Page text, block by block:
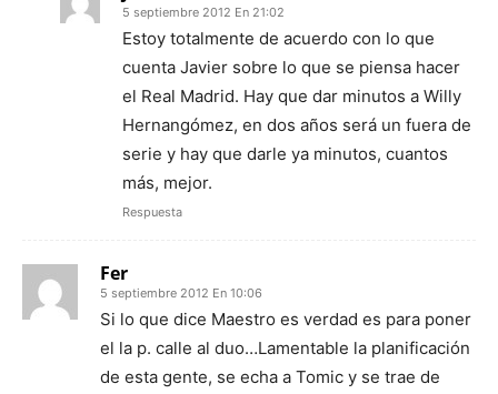
5 septiembre 2012 En 21:02
Estoy totalmente de acuerdo con lo que
cuenta Javier sobre lo que se piensa hacer
el Real Madrid. Hay que dar minutos a Willy
Hernangómez, en dos años será un fuera de
serie y hay que darle ya minutos, cuantos
más, mejor.
Respuesta
Fer
5 septiembre 2012 En 10:06
Si lo que dice Maestro es verdad es para poner
el la p. calle al duo…Lamentable la planificación
de esta gente, se echa a Tomic y se trae de